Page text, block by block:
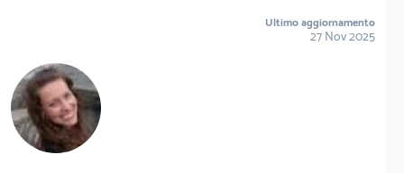
Ultimo aggiornamento
27 Nov 2025